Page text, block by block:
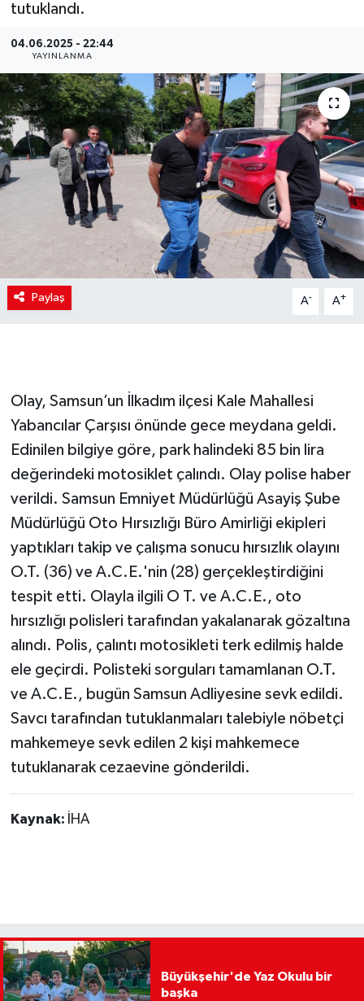
tutuklandı.
04.06.2025 - 22:44
YAYINLANMA
Paylaş A- A+
Olay, Samsun’un İlkadım ilçesi Kale Mahallesi
Yabancılar Çarşısı önünde gece meydana geldi.
Edinilen bilgiye göre, park halindeki 85 bin lira
değerindeki motosiklet çalındı. Olay polise haber
verildi. Samsun Emniyet Müdürlüğü Asayiş Şube
Müdürlüğü Oto Hırsızlığı Büro Amirliği ekipleri
yaptıkları takip ve çalışma sonucu hırsızlık olayını
O.T. (36) ve A.C.E.'nin (28) gerçekleştirdiğini
tespit etti. Olayla ilgili O T. ve A.C.E., oto
hırsızlığı polisleri tarafından yakalanarak gözaltına
alındı. Polis, çalıntı motosikleti terk edilmiş halde
ele geçirdi. Polisteki sorguları tamamlanan O.T.
ve A.C.E., bugün Samsun Adliyesine sevk edildi.
Savcı tarafından tutuklanmaları talebiyle nöbetçi
mahkemeye sevk edilen 2 kişi mahkemece
tutuklanarak cezaevine gönderildi.
Kaynak: İHA
Büyükşehir'de Yaz Okulu bir
başka